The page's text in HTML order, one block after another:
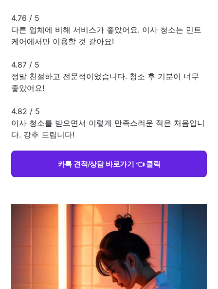
4.76 / 5
다른 업체에 비해 서비스가 좋았어요. 이사 청소는 민트
케어에서만 이용할 것 같아요!
4.87 / 5
정말 친절하고 전문적이었습니다. 청소 후 기분이 너무
좋았어요!
4.82 / 5
이사 청소를 받으면서 이렇게 만족스러운 적은 처음입니
다. 강추 드립니다!
카톡 견적/상담 바로가기 👈 클릭